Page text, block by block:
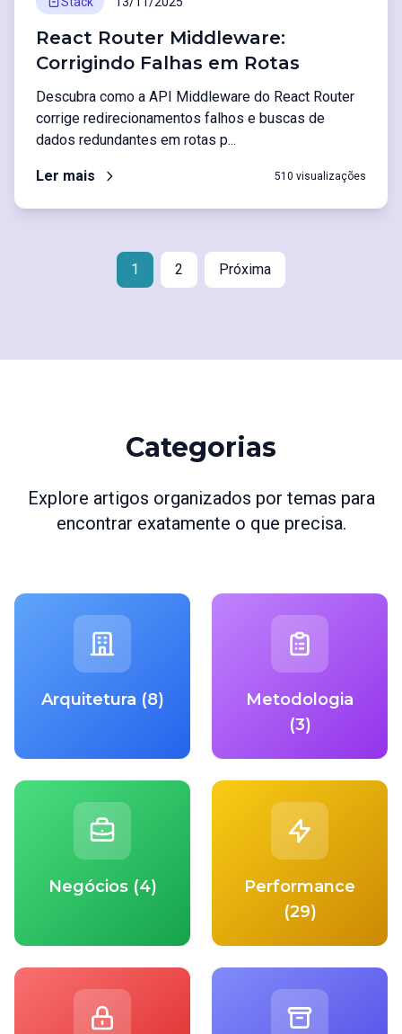
React Router Middleware:
Corrigindo Falhas em Rotas
Descubra como a API Middleware do React Router
corrige redirecionamentos falhos e buscas de
dados redundantes em rotas p...
Ler mais 510 visualizações
1 2 Próxima
Categorias
Explore artigos organizados por temas para
encontrar exatamente o que precisa.
Arquitetura (8)
Metodologia
(3)
Negócios (4)
Performance
(29)